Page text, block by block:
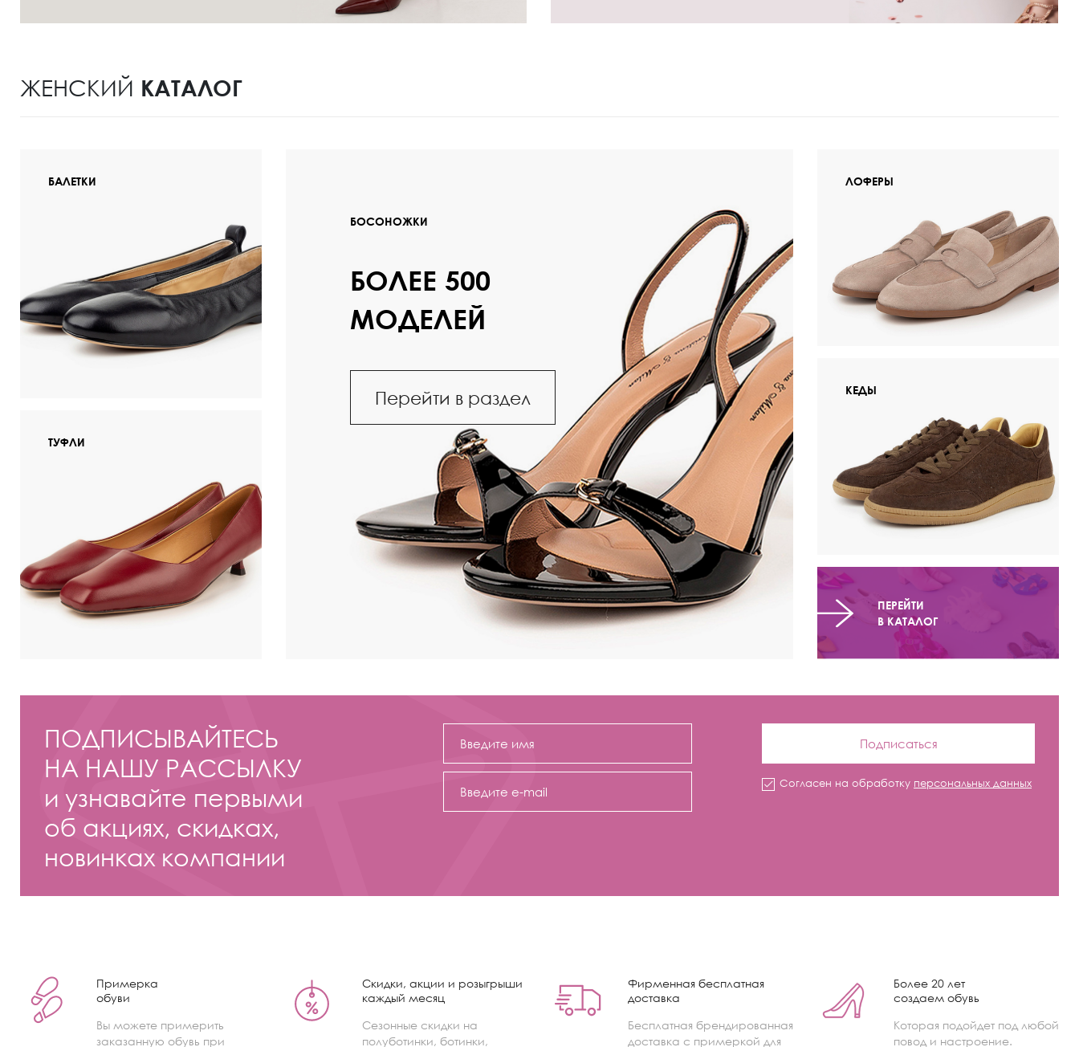
ЖЕНСКИЙ КАТАЛОГ
БАЛЕТКИ
ТУФЛИ
БОСОНОЖКИ
БОЛЕЕ 500
МОДЕЛЕЙ
Перейти в раздел
ЛОФЕРЫ
КЕДЫ
ПЕРЕЙТИ
В КАТАЛОГ
ПОДПИСЫВАЙТЕСЬ
НА НАШУ РАССЫЛКУ
и узнавайте первыми
об акциях, скидках,
новинках компании
Подписаться
Согласен на обработку персональных данных
Примерка
обуви
Вы можете примерить
заказанную обувь при
Скидки, акции и розыгрыши
каждый месяц
Сезонные скидки на
полуботинки, ботинки,
Фирменная бесплатная
доставка
Бесплатная брендированная
доставка с примеркой для
Более 20 лет
создаем обувь
Которая подойдет под любой
повод и настроение.